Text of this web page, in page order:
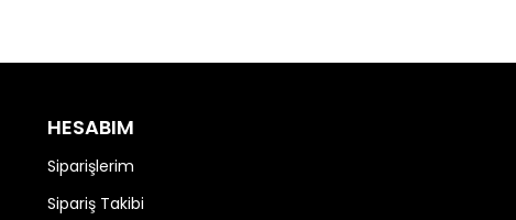
HESABIM
Siparişlerim
Sipariş Takibi